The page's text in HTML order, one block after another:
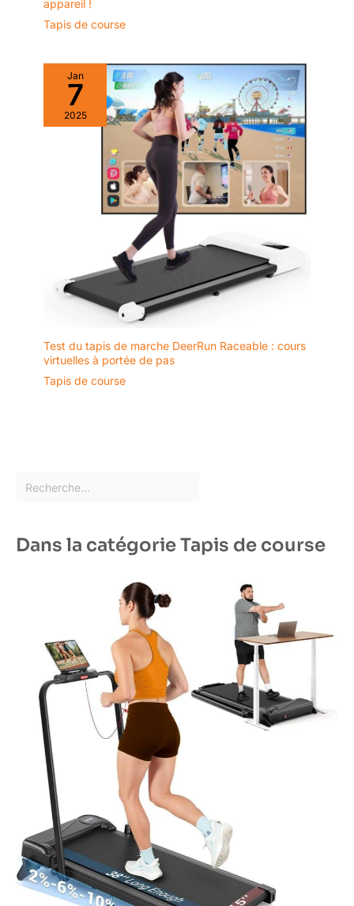
appareil !
Tapis de course
Jan
7
2025
Test du tapis de marche DeerRun Raceable : cours
virtuelles à portée de pas
Tapis de course
Dans la catégorie Tapis de course